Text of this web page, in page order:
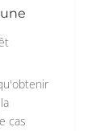
cas